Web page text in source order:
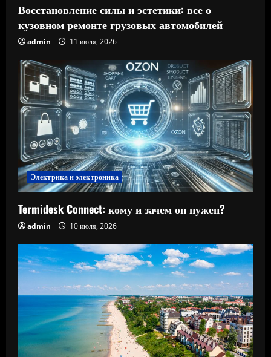
Восстановление силы и эстетики: все о
кузовном ремонте грузовых автомобилей
admin 11 июля, 2026
Электрика и электроника
Termidesk Connect: кому и зачем он нужен?
admin 10 июля, 2026